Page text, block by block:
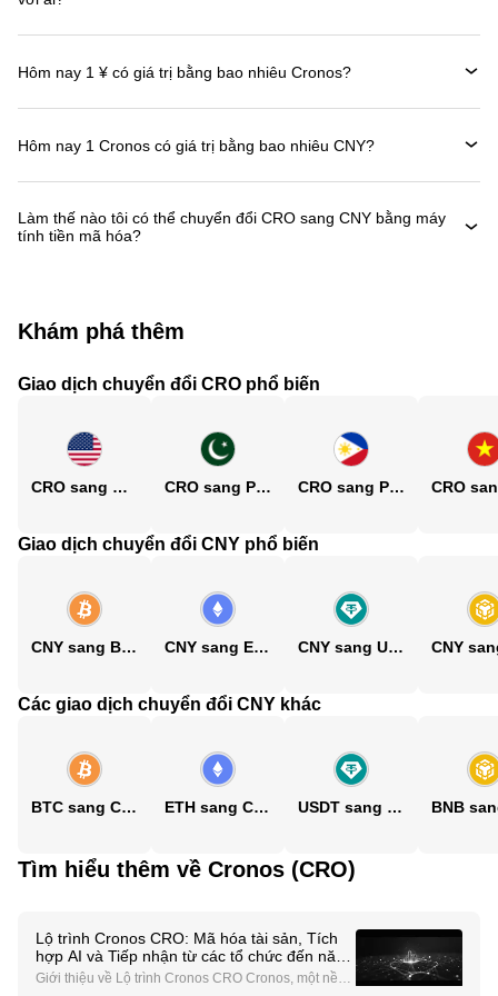
Hôm nay 1 ¥ có giá trị bằng bao nhiêu Cronos?
Hôm nay 1 Cronos có giá trị bằng bao nhiêu CNY?
Làm thế nào tôi có thể chuyển đổi CRO sang CNY bằng máy
tính tiền mã hóa?
Khám phá thêm
Giao dịch chuyển đổi CRO phổ biến
CRO sang USD CRO sang PKR CRO sang PHP
Giao dịch chuyển đổi CNY phổ biến
CNY sang BTC CNY sang ETH CNY sang USDT
Các giao dịch chuyển đổi CNY khác
BTC sang CNY ETH sang CNY USDT sang CNY
Tìm hiểu thêm về Cronos (CRO)
Lộ trình Cronos CRO: Mã hóa tài sản, Tích
hợp AI và Tiếp nhận từ các tổ chức đến năm
2026
Giới thiệu về Lộ trình Cronos CRO Cronos, một nền t